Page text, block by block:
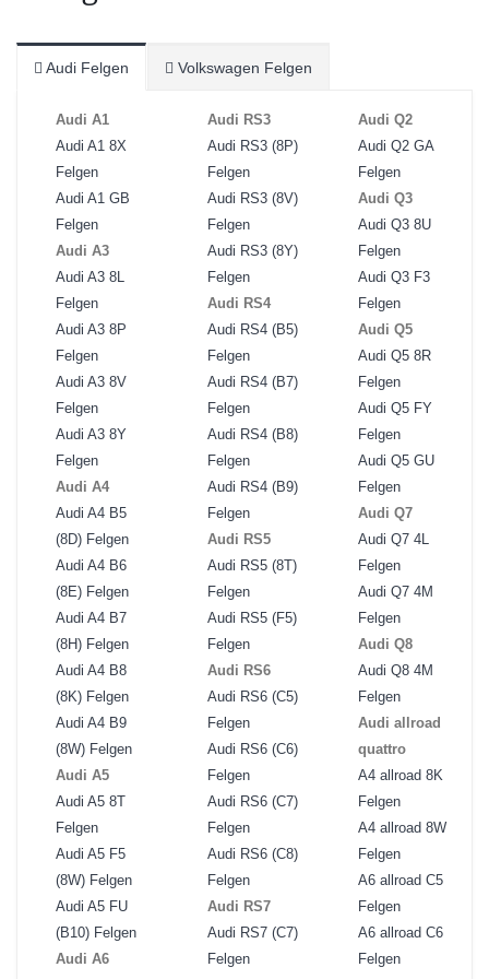
Audi Felgen Volkswagen Felgen
Audi A1
Audi A1 8X
Felgen
Audi A1 GB
Felgen
Audi A3
Audi A3 8L
Felgen
Audi A3 8P
Felgen
Audi A3 8V
Felgen
Audi A3 8Y
Felgen
Audi A4
Audi A4 B5
(8D) Felgen
Audi A4 B6
(8E) Felgen
Audi A4 B7
(8H) Felgen
Audi A4 B8
(8K) Felgen
Audi A4 B9
(8W) Felgen
Audi A5
Audi A5 8T
Felgen
Audi A5 F5
(8W) Felgen
Audi A5 FU
(B10) Felgen
Audi A6
Audi RS3
Audi RS3 (8P)
Felgen
Audi RS3 (8V)
Felgen
Audi RS3 (8Y)
Felgen
Audi RS4
Audi RS4 (B5)
Felgen
Audi RS4 (B7)
Felgen
Audi RS4 (B8)
Felgen
Audi RS4 (B9)
Felgen
Audi RS5
Audi RS5 (8T)
Felgen
Audi RS5 (F5)
Felgen
Audi RS6
Audi RS6 (C5)
Felgen
Audi RS6 (C6)
Felgen
Audi RS6 (C7)
Felgen
Audi RS6 (C8)
Felgen
Audi RS7
Audi RS7 (C7)
Felgen
Audi Q2
Audi Q2 GA
Felgen
Audi Q3
Audi Q3 8U
Felgen
Audi Q3 F3
Felgen
Audi Q5
Audi Q5 8R
Felgen
Audi Q5 FY
Felgen
Audi Q5 GU
Felgen
Audi Q7
Audi Q7 4L
Felgen
Audi Q7 4M
Felgen
Audi Q8
Audi Q8 4M
Felgen
Audi allroad
quattro
A4 allroad 8K
Felgen
A4 allroad 8W
Felgen
A6 allroad C5
Felgen
A6 allroad C6
Felgen